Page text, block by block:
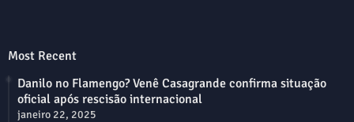
Most Recent
Danilo no Flamengo? Venê Casagrande confirma situação
oficial após rescisão internacional
janeiro 22, 2025